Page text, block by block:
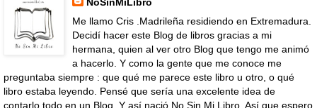
Me llamo Cris .Madrileña residiendo en Extremadura.
Decidí hacer este Blog de libros gracias a mi
hermana, quien al ver otro Blog que tengo me animó
a hacerlo. Y como la gente que me conoce me
preguntaba siempre : que qué me parece este libro u otro, o qué
libro estaba leyendo. Pensé que sería una excelente idea de
contarlo todo en un Blog. Y así nació No Sin Mi Libro. Así que espero